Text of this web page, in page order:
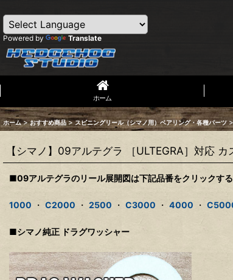
Powered by Translate
ホーム
ホーム > おすすめ商品 > スピニングリール（シマノ用）ベアリング・各種パーツ >
【シマノ】09アルテグラ ［ULTEGRA］対応 カ
■09アルテグラのリール展開図は下記品番をクリックする
1000 ・ C2000 ・ 2500 ・ C3000 ・ 4000 ・
■シマノ純正 ドラグワッシャー